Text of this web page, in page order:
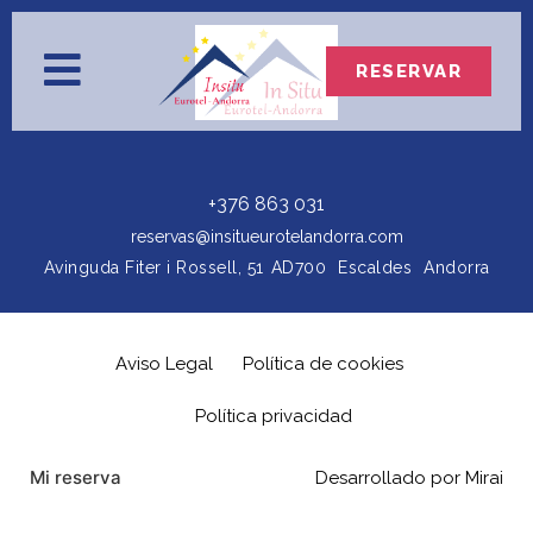
RESERVAR
+376 863 031
reservas@insitueurotelandorra.com
Avinguda Fiter i Rossell, 51 AD700 Escaldes Andorra
Aviso Legal Política de cookies
Política privacidad
Mi reserva Desarrollado por Mirai